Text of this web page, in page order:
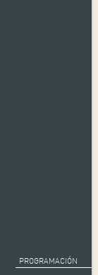
PROGRAMACIÓN